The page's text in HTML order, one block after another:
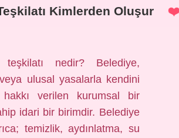
Kimlerden Oluşur
teşkilatı nedir? Belediye,
ulusal yasalarla kendini
hakkı verilen kurumsal bir
idari bir birimdir. Belediye
temizlik, aydınlatma, su